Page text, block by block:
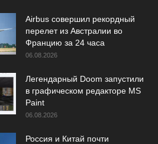
Airbus совершил рекордный
перелет из Австралии во
Францию за 24 часа
06.08.2026
Легендарный Doom запустили
в графическом редакторе MS
Paint
06.08.2026
Россия и Китай почти